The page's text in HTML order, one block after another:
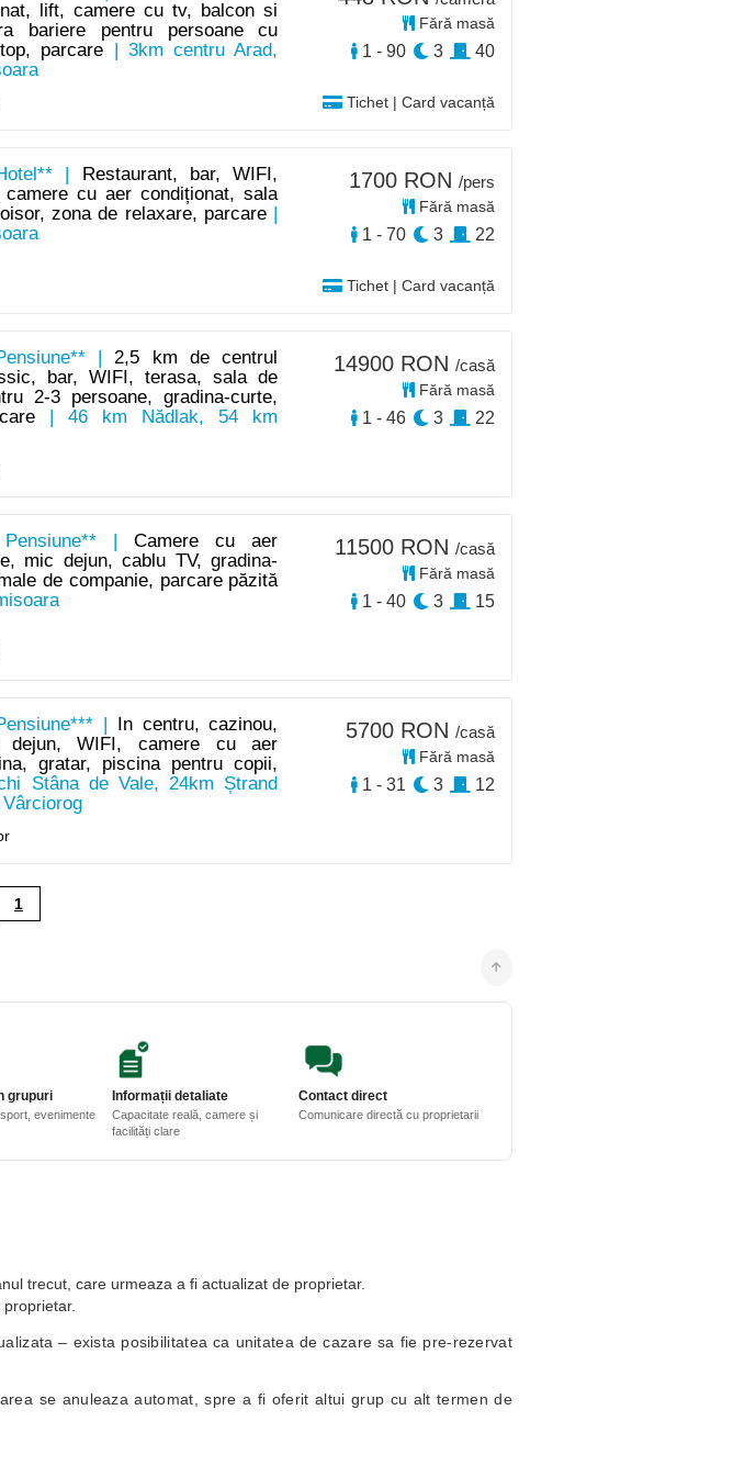
lift, camere cu tv, balcon si
bariere pentru persoane cu
parcare | 3km centru Arad,
Tichet | Card vacanță
Fără masă
1 - 90 3 40
|
Restaurant, bar, WIFI,
cu aer condiționat, sala
zona de relaxare, parcare
Tichet | Card vacanță
1700 RON /pers
Fără masă
1 - 70 3 22
|2,5 km de centrul
bar, WIFI, terasa, sala de
2-3 persoane, gradina-curte,
| 46 km Nădlak, 54 km
14900 RON /casă
Fără masă
1 - 46 3 22
Pensiune** |Camere cu aer
mic dejun, cablu TV, gradina-
de companie, parcare păzită
11500 RON /casă
Fără masă
1 - 40 3 15
|
In centru, cazinou,
dejun, WIFI, camere cu aer
gratar, piscina pentru copii,
Stâna de Vale, 24km Ștrand
5700 RON /casă
Fără masă
1 - 31 3 12
1
grupuri
evenimente
Informații detaliate
Capacitate reală, camere și
facilități clare
Contact direct
Comunicare directă cu proprietarii
trecut, care urmeaza a fi actualizat de proprietar.
– exista posibilitatea ca unitatea de cazare sa fie pre-rezervat
se anuleaza automat, spre a fi oferit altui grup cu alt termen de